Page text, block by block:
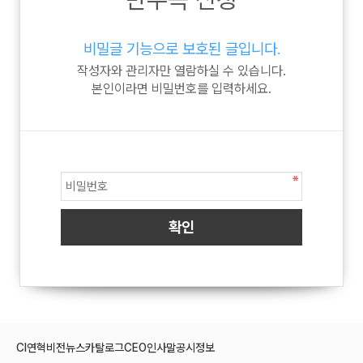
비밀글 기능으로 보호된 글입니다.
작성자와 관리자만 열람하실 수 있습니다.
본인이라면 비밀번호를 입력하세요.
CI 연혁비전뉴스카탈로그CEO인사말공시정보